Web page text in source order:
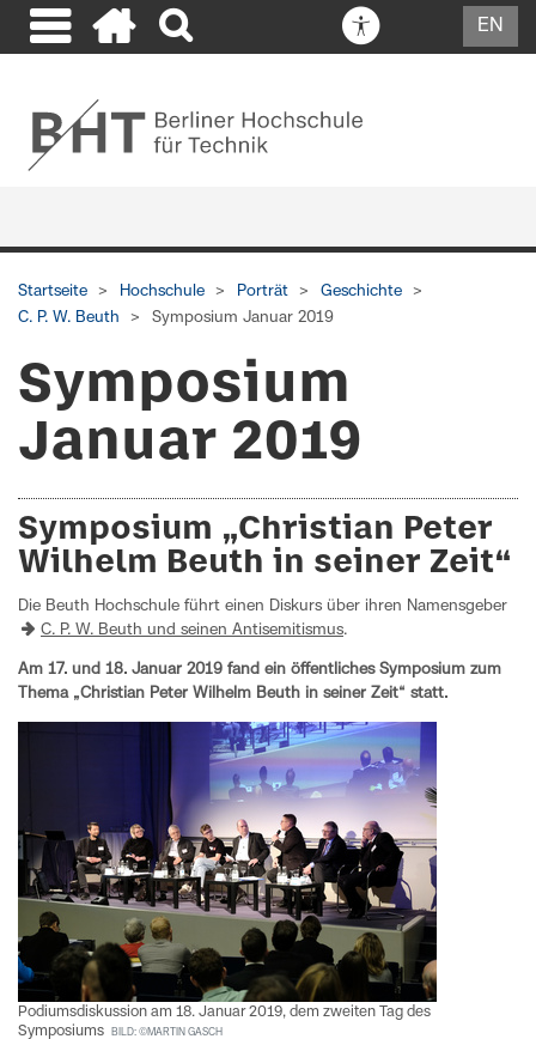
EN
Startseite Hochschule Porträt
Geschichte
C. P. W. Beuth
Symposium Januar 2019
Symposium
Januar 2019
Symposium „Christian Peter
Wilhelm Beuth in seiner Zeit“
Die Beuth Hochschule führt einen Diskurs über ihren Namensgeber
C. P. W. Beuth und seinen Antisemitismus.
Am 17. und 18. Januar 2019 fand ein öffentliches Symposium zum
Thema „Christian Peter Wilhelm Beuth in seiner Zeit“ statt.
Podiumsdiskussion am 18. Januar 2019, dem zweiten Tag des
Symposiums
BILD: ©MARTIN GASCH